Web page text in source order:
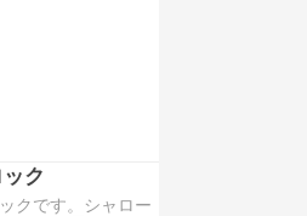
ク
クです。シャロー